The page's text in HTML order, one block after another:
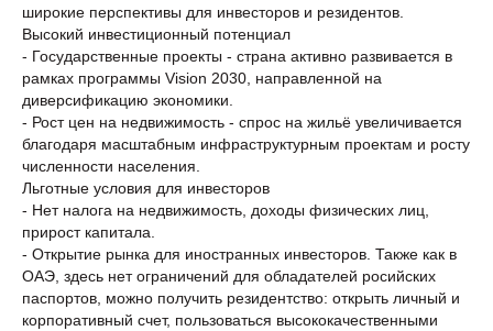
широкие перспективы для инвесторов и резидентов.
Высокий инвестиционный потенциал
- Государственные проекты - страна активно развивается в
рамках программы Vision 2030, направленной на
диверсификацию экономики.
- Рост цен на недвижимость - спрос на жильё увеличивается
благодаря масштабным инфраструктурным проектам и росту
численности населения.
Льготные условия для инвесторов
- Нет налога на недвижимость, доходы физических лиц,
прирост капитала.
- Открытие рынка для иностранных инвесторов. Также как в
ОАЭ, здесь нет ограничений для обладателей росийских
паспортов, можно получить резидентство: открыть личный и
корпоративный счет, пользоваться высококачественными